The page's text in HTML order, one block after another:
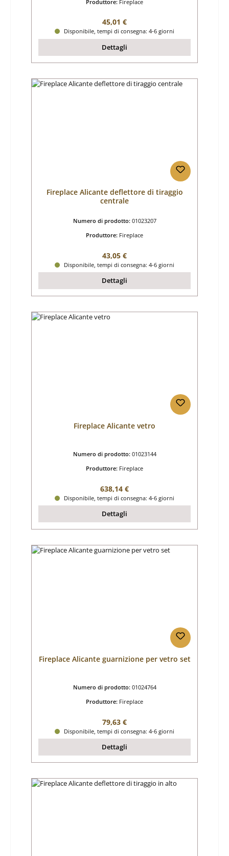
Produttore: Fireplace
Prezzo normale:
45,01 €
Disponibile, tempi di consegna: 4-6 giorni
Dettagli
Fireplace Alicante deflettore di tiraggio
centrale
Numero di prodotto: 01023207
Produttore: Fireplace
Prezzo normale:
43,05 €
Disponibile, tempi di consegna: 4-6 giorni
Dettagli
Fireplace Alicante vetro
Numero di prodotto: 01023144
Produttore: Fireplace
Prezzo normale:
638,14 €
Disponibile, tempi di consegna: 4-6 giorni
Dettagli
Fireplace Alicante guarnizione per vetro set
Numero di prodotto: 01024764
Produttore: Fireplace
Prezzo normale:
79,63 €
Disponibile, tempi di consegna: 4-6 giorni
Dettagli